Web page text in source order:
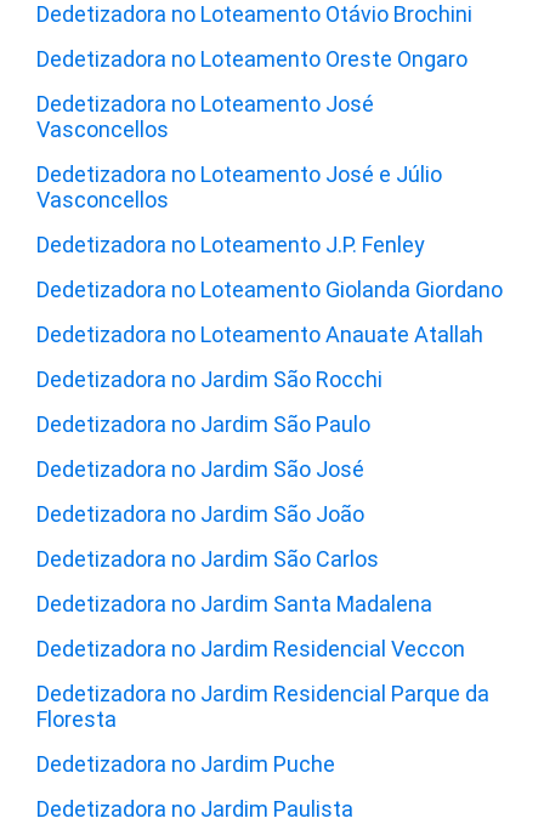
Dedetizadora no Loteamento Otávio Brochini
Dedetizadora no Loteamento Oreste Ongaro
Dedetizadora no Loteamento José
Vasconcellos
Dedetizadora no Loteamento José e Júlio
Vasconcellos
Dedetizadora no Loteamento J.P. Fenley
Dedetizadora no Loteamento Giolanda Giordano
Dedetizadora no Loteamento Anauate Atallah
Dedetizadora no Jardim São Rocchi
Dedetizadora no Jardim São Paulo
Dedetizadora no Jardim São José
Dedetizadora no Jardim São João
Dedetizadora no Jardim São Carlos
Dedetizadora no Jardim Santa Madalena
Dedetizadora no Jardim Residencial Veccon
Dedetizadora no Jardim Residencial Parque da
Floresta
Dedetizadora no Jardim Puche
Dedetizadora no Jardim Paulista